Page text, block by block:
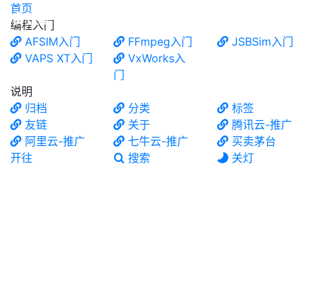
食铁兽
首页
编程入门
AFSIM入门
FFmpeg入门
JSBSim入门
VAPS XT入门
VxWorks入
门
说明
归档
分类
标签
友链
关于
腾讯云-推广
阿里云-推广
七牛云-推广
买卖茅台
开往
搜索 关灯